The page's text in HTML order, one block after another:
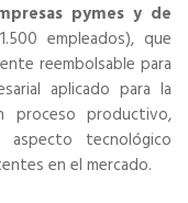
pymes y de
empleados), que
reembolsable para
aplicado para la
proceso productivo,
tecnológico
en el mercado.